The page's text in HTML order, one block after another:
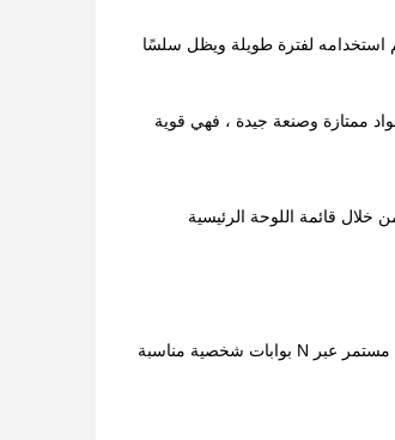
للتآكل ومقاومة للصدأ.لقد تم استخدامه لفترة طويلة ويظل سلسًا
ممتازة وصنعة جيدة ، فهي قوية
خلال قائمة اللوحة الرئيسية
مع ذاكرة قراءة البطاقة وبدون وظيفة الذاكرة ، يحتاج المستخدمون إلى ضبط عدد مرات تمرير البطاقة للمرور بشكل مستمر عبر N بوابات شخصية مناسبة